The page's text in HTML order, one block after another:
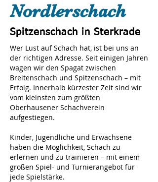
Nordlerschach
Spitzenschach in Sterkrade
Wer Lust auf Schach hat, ist bei uns an
der richtigen Adresse. Seit einigen Jahren
wagen wir den Spagat zwischen
Breitenschach und Spitzenschach – mit
Erfolg. Innerhalb kürzester Zeit sind wir
vom kleinsten zum größten
Oberhausener Schachverein
aufgestiegen.
Kinder, Jugendliche und Erwachsene
haben die Möglichkeit, Schach zu
erlernen und zu trainieren – mit einem
großen Spiel- und Turnierangebot für
jede Spielstärke.